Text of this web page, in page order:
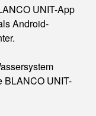
UNIT-App
Android-
BLANCO UNIT-